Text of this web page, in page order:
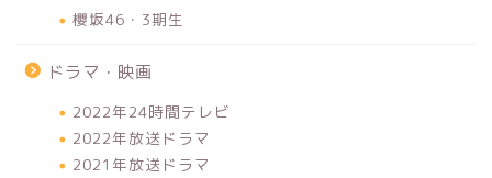
櫻坂46・3期生
ドラマ・映画
2022年24時間テレビ
2022年放送ドラマ
2021年放送ドラマ